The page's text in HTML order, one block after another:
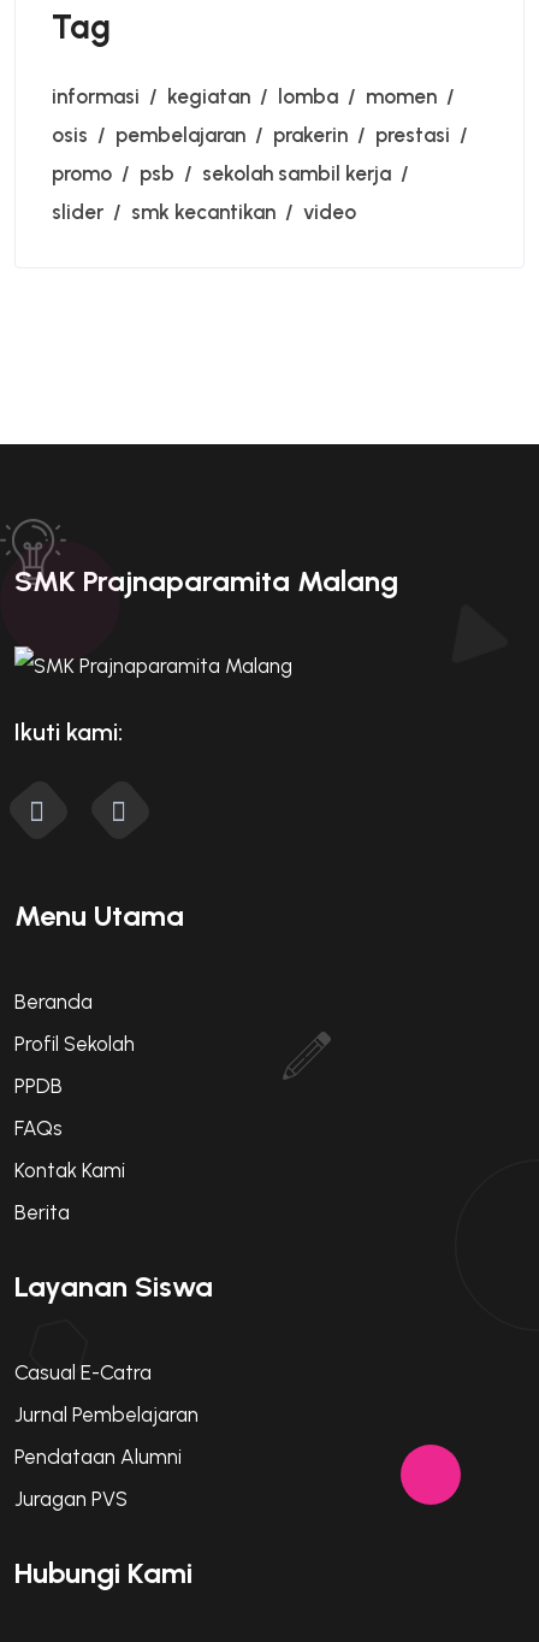
Tag
informasi kegiatan lomba
momen
osis
pembelajaran prakerin
prestasi
promo
psb
sekolah sambil kerja
slider
smk kecantikan video
SMK Prajnaparamita Malang
Ikuti kami:
Menu Utama
Beranda
Profil Sekolah
PPDB
FAQs
Kontak Kami
Berita
Layanan Siswa
Casual E-Catra
Jurnal Pembelajaran
Pendataan Alumni
Juragan PVS
Hubungi Kami